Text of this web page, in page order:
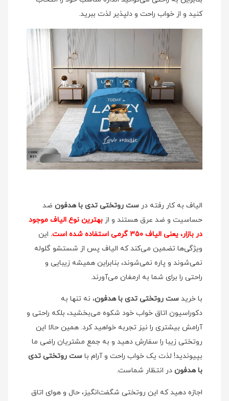
کنید و از خواب راحت و دلپذیر لذت ببرید.
الیاف به کار رفته در ست روتختی تدی با هدفون ضد
حساسیت و ضد عرق هستند و از بهترین نوع الیاف موجود
در بازار، یعنی الیاف ۳۵۰ گرمی استفاده شده است.
این
ویژگی‌ها تضمین می‌کند که الیاف پس از شستشو گلوله
نمی‌شوند و پاره نمی‌شوند، بنابراین همیشه زیبایی و
راحتی را برای شما به ارمغان می‌آورند.
با خرید ست روتختی تدی با هدفون، نه تنها به
دکوراسیون اتاق خواب خود شکوه می‌بخشید، بلکه راحتی و
آرامش بیشتری را نیز تجربه خواهید کرد. همین حالا این
روتختی زیبا را سفارش دهید و به جمع مشتریان راضی ما
بپیوندید! لذت یک خواب راحت و آرام با ست روتختی تدی
با هدفون در انتظار شماست.
اجازه دهید که این روتختی شگفت‌انگیز، حال و هوای اتاق